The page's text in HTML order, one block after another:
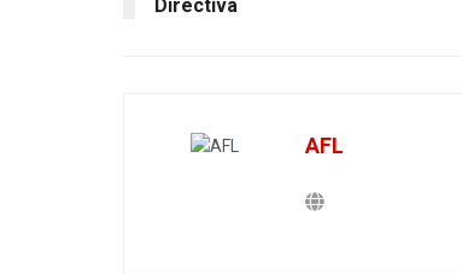
Directiva
AFL